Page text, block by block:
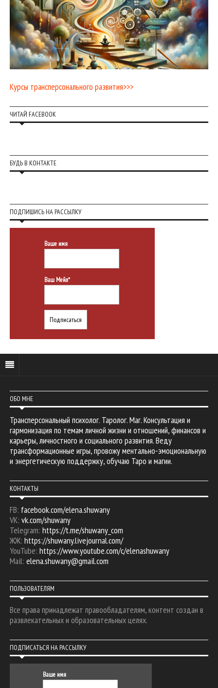
Курсы трансперсонального развития>>>
ЧИТАЙ FACEBOOK
БУДЬ В КОНТАКТЕ
ПОДПИШИСЬ НА РАССЫЛКУ
Ваше имя
Ваш Мейл*
ОБО МНЕ
Трансперсональный психолог. Таролог. Маг. Консультация и
гармонизация по темам личной жизни и отношений, финансов и
карьеры, личностного и социального развития. Веду
трансформационные игры, провожу ментально-эмоциональную
и энергетическую поддержку, обучаю Таро и магии.
КОНТАКТЫ
FB: facebook.com/elena.shuwany
VK: vk.com/shuwany
Telegram: https://t.me/shuwany_com
ЖЖ: https://shuwany.livejournal.com/
YouTube: https://www.youtube.com/c/elenashuwany
Mail: elena.shuwany@gmail.com
ПОЛЬЗОВАТЕЛЯМ
Все права принадлежат правообладателям, контент создан в
развлекательных и образовательных целях.
ПОДПИСАТЬСЯ НА РАССЫЛКУ
Ваше имя